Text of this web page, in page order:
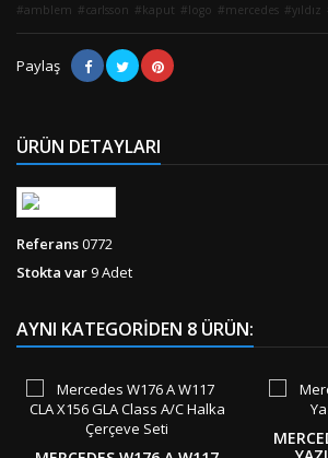
amblem carlsson kaput logo mercedes yıldız
Paylaş
ÜRÜN DETAYLARI
Referans0772
Stokta var9 Adet
AYNI KATEGORIDEN 8 ÜRÜN: